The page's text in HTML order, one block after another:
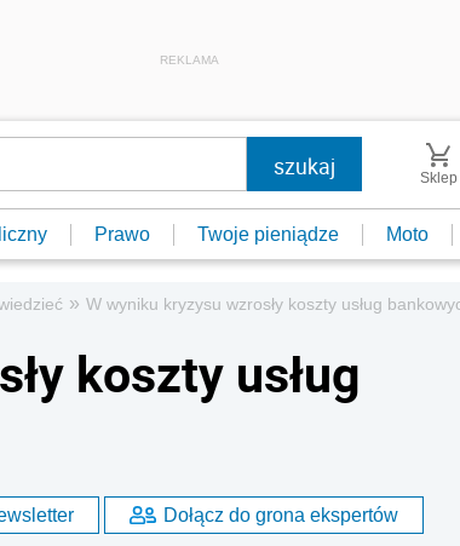
REKLAMA
Sklep
Prawo Twoje pieniądze Moto
» W wyniku kryzysu wzrosły koszty usług
koszty usług
Dołącz do grona ekspertów